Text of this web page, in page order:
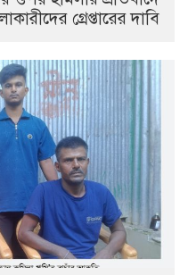
গ্রেপ্তারের দাবি